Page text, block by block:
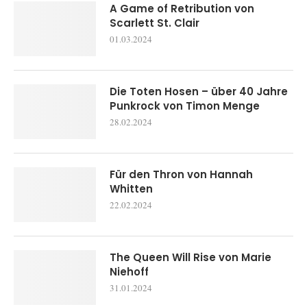
A Game of Retribution von
Scarlett St. Clair
01.03.2024
Die Toten Hosen – über 40 Jahre
Punkrock von Timon Menge
28.02.2024
Für den Thron von Hannah
Whitten
22.02.2024
The Queen Will Rise von Marie
Niehoff
31.01.2024